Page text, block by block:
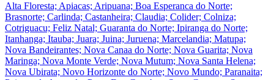
Alta Floresta; Apiacas; Aripuana; Boa Esperanca do Norte;
Brasnorte; Carlinda; Castanheira; Claudia; Colider; Colniza;
Cotriguacu; Feliz Natal; Guaranta do Norte; Ipiranga do Norte;
Itanhanga; Itauba; Juara; Juina; Juruena; Marcelandia; Matupa;
Nova Bandeirantes; Nova Canaa do Norte; Nova Guarita; Nova
Maringa; Nova Monte Verde; Nova Mutum; Nova Santa Helena;
Nova Ubirata; Novo Horizonte do Norte; Novo Mundo; Paranaita;